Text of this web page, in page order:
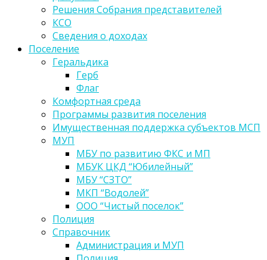
Решения Собрания представителей
КСО
Сведения о доходах
Поселение
Геральдика
Герб
Флаг
Комфортная среда
Программы развития поселения
Имущественная поддержка субъектов МСП
МУП
МБУ по развитию ФКС и МП
МБУК ЦКД “Юбилейный”
МБУ “СЗТО”
МКП “Водолей”
ООО “Чистый поселок”
Полиция
Справочник
Администрация и МУП